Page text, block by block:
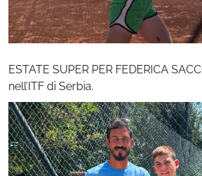
ESTATE SUPER PER FEDERICA
nell’ITF di Serbia.